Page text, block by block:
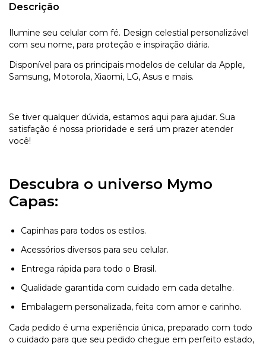
Descrição
Ilumine seu celular com fé. Design celestial personalizável
com seu nome, para proteção e inspiração diária.
Disponível para os principais modelos de celular da Apple,
Samsung, Motorola, Xiaomi, LG, Asus e mais.
Se tiver qualquer dúvida, estamos aqui para ajudar. Sua
satisfação é nossa prioridade e será um prazer atender
você!
Descubra o universo Mymo
Capas:
Capinhas para todos os estilos.
Acessórios diversos para seu celular.
Entrega rápida para todo o Brasil.
Qualidade garantida com cuidado em cada detalhe.
Embalagem personalizada, feita com amor e carinho.
Cada pedido é uma experiência única, preparado com todo
o cuidado para que seu pedido chegue em perfeito estado,